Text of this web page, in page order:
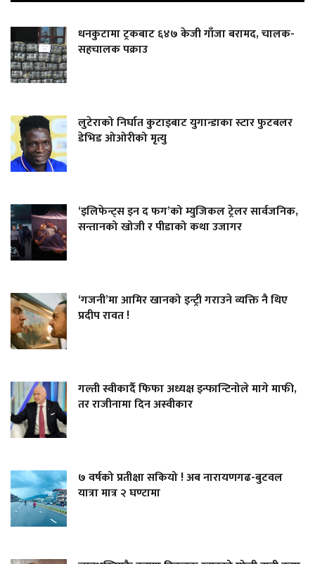
धनकुटामा ट्रकबाट ६४७ केजी गाँजा बरामद, चालक-
सहचालक पक्राउ
लुटेराको निर्घात कुटाइबाट युगान्डाका स्टार फुटबलर
डेभिड ओओरीको मृत्यु
‘इलिफेन्ट्स इन द फग’को म्युजिकल ट्रेलर सार्वजनिक,
सन्तानको खोजी र पीडाको कथा उजागर
‘गजनी’मा आमिर खानको इन्ट्री गराउने व्यक्ति नै थिए
प्रदीप रावत !
गल्ती स्वीकार्दै फिफा अध्यक्ष इन्फान्टिनोले मागे माफी,
तर राजीनामा दिन अस्वीकार
७ वर्षको प्रतीक्षा सकियो ! अब नारायणगढ-बुटवल
यात्रा मात्र २ घण्टामा